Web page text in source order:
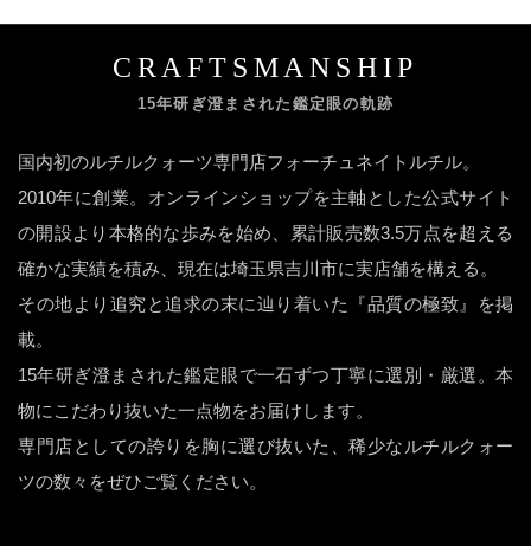
CRAFTSMANSHIP
15年研ぎ澄まされた鑑定眼の軌跡
国内初のルチルクォーツ専門店フォーチュネイトルチル。
2010年に創業。オンラインショップを主軸とした公式サイト
の開設より本格的な歩みを始め、累計販売数3.5万点を超える
確かな実績を積み、現在は埼玉県吉川市に実店舗を構える。
その地より追究と追求の末に辿り着いた『品質の極致』を掲
載。
15年研ぎ澄まされた鑑定眼で一石ずつ丁寧に選別・厳選。本
物にこだわり抜いた一点物をお届けします。
専門店としての誇りを胸に選び抜いた、稀少なルチルクォー
ツの数々をぜひご覧ください。